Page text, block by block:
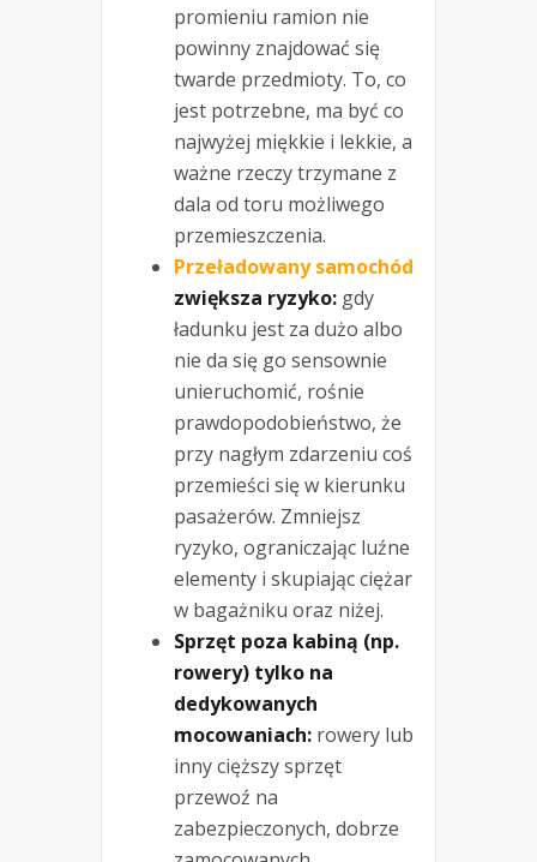
promieniu ramion nie
powinny znajdować się
twarde przedmioty. To, co
jest potrzebne, ma być co
najwyżej miękkie i lekkie, a
ważne rzeczy trzymane z
dala od toru możliwego
przemieszczenia.
Przeładowany samochód
zwiększa ryzyko: gdy
ładunku jest za dużo albo
nie da się go sensownie
unieruchomić, rośnie
prawdopodobieństwo, że
przy nagłym zdarzeniu coś
przemieści się w kierunku
pasażerów. Zmniejsz
ryzyko, ograniczając luźne
elementy i skupiając ciężar
w bagażniku oraz niżej.
Sprzęt poza kabiną (np.
rowery) tylko na
dedykowanych
mocowaniach: rowery lub
inny cięższy sprzęt
przewoź na
zabezpieczonych, dobrze